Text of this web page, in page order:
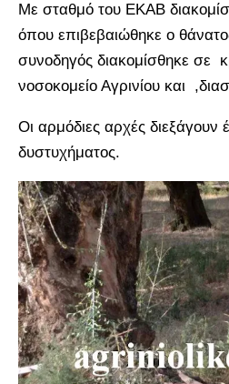
Με σταθμό του ΕΚΑΒ
όπου επιβεβαιώθηκε ο
συνοδηγός διακομίσθηκε σε
νοσοκομείο Αγρινίου και
Οι αρμόδιες αρχές διεξάγουν
δυστυχήματος.